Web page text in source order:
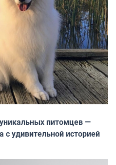
питомцев —
удивительной историей